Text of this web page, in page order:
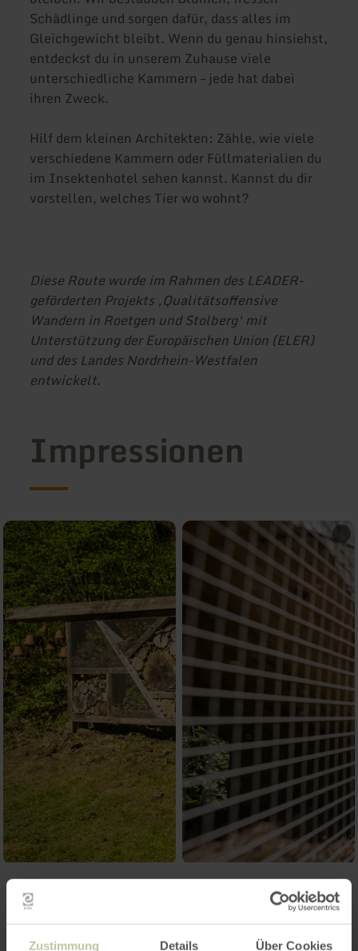
Zustimmung Details Über Cookies
Schädlinge und sorgen dafür, dass alles im
Gleichgewicht bleibt. Wenn du genau hinsiehst,
entdeckst du in unserem Zuhause viele
unterschiedliche Kammern – jede hat dabei
ihren Zweck.
Hilf dem kleinen Architekten: Zähle, wie viele
verschiedene Kammern oder Füllmaterialien du
im Insektenhotel sehen kannst. Kannst du dir
vorstellen, welches Tier wo wohnt?
Diese Route wurde im Rahmen des LEADER-
geförderten Projekts ‚Qualitätsoffensive
Wandern in Roetgen und Stolberg‘ mit
Unterstützung der Europäischen Union (ELER)
und des Landes Nordrhein-Westfalen
entwickelt.
Impressionen